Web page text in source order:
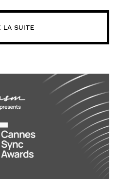
LA SUITE